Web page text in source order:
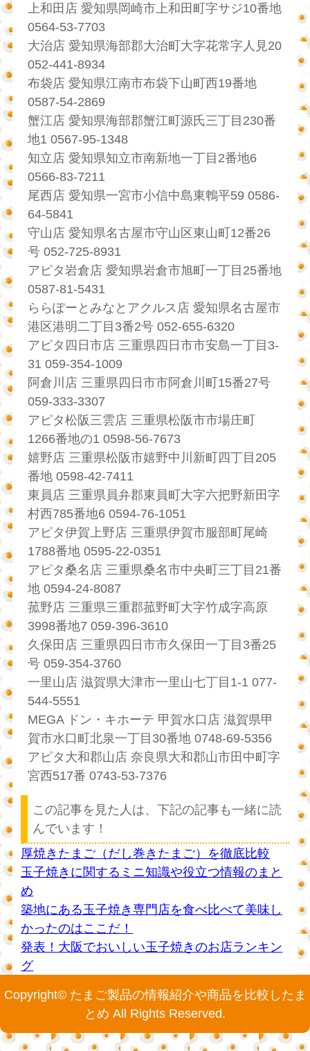
上和田店 愛知県岡崎市上和田町字サジ10番地
0564-53-7703
大治店 愛知県海部郡大治町大字花常字人見20
052-441-8934
布袋店 愛知県江南市布袋下山町西19番地
0587-54-2869
蟹江店 愛知県海部郡蟹江町源氏三丁目230番
地1 0567-95-1348
知立店 愛知県知立市南新地一丁目2番地6
0566-83-7211
尾西店 愛知県一宮市小信中島東鵯平59 0586-
64-5841
守山店 愛知県名古屋市守山区東山町12番26
号 052-725-8931
アピタ岩倉店 愛知県岩倉市旭町一丁目25番地
0587-81-5431
ららぽーとみなとアクルス店 愛知県名古屋市
港区港明二丁目3番2号 052-655-6320
アピタ四日市店 三重県四日市市安島一丁目3-
31 059-354-1009
阿倉川店 三重県四日市市阿倉川町15番27号
059-333-3307
アピタ松阪三雲店 三重県松阪市市場庄町
1266番地の1 0598-56-7673
嬉野店 三重県松阪市嬉野中川新町四丁目205
番地 0598-42-7411
東員店 三重県員弁郡東員町大字六把野新田字
村西785番地6 0594-76-1051
アピタ伊賀上野店 三重県伊賀市服部町尾崎
1788番地 0595-22-0351
アピタ桑名店 三重県桑名市中央町三丁目21番
地 0594-24-8087
菰野店 三重県三重郡菰野町大字竹成字高原
3998番地7 059-396-3610
久保田店 三重県四日市市久保田一丁目3番25
号 059-354-3760
一里山店 滋賀県大津市一里山七丁目1-1 077-
544-5551
MEGA ドン・キホーテ 甲賀水口店 滋賀県甲
賀市水口町北泉一丁目30番地 0748-69-5356
アピタ大和郡山店 奈良県大和郡山市田中町字
宮西517番 0743-53-7376
この記事を見た人は、下記の記事も一緒に読
んでいます！
厚焼きたまご（だし巻きたまご）を徹底比較
玉子焼きに関するミニ知識や役立つ情報のまと
め
築地にある玉子焼き専門店を食べ比べて美味し
かったのはここだ！
発表！大阪でおいしい玉子焼きのお店ランキン
グ
Copyright© たまご製品の情報紹介や商品を比較したま
とめ All Rights Reserved.